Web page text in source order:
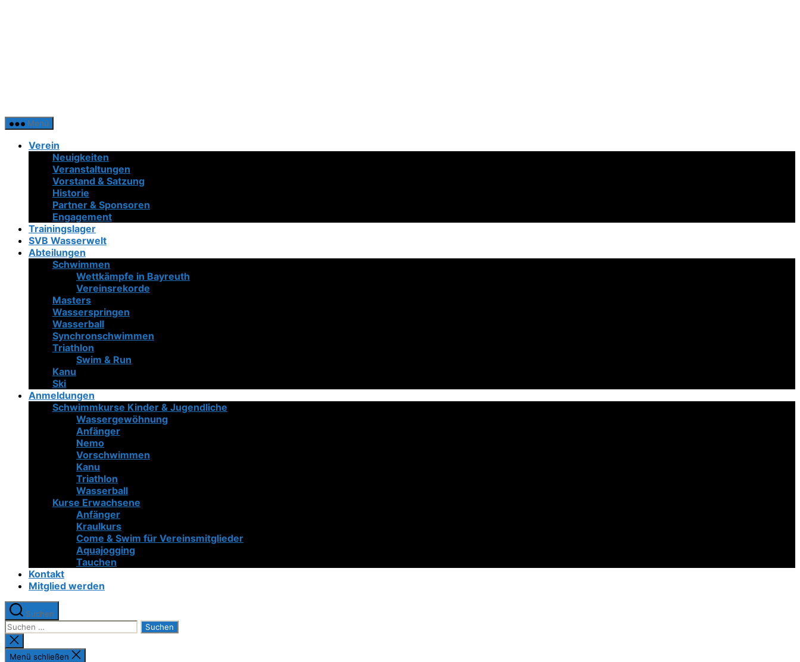
Menü
Verein
Neuigkeiten
Veranstaltungen
Vorstand & Satzung
Historie
Partner & Sponsoren
Engagement
Trainingslager
SVB Wasserwelt
Abteilungen
Schwimmen
Wettkämpfe in Bayreuth
Vereinsrekorde
Masters
Wasserspringen
Wasserball
Synchronschwimmen
Triathlon
Swim & Run
Kanu
Ski
Anmeldungen
Schwimmkurse Kinder & Jugendliche
Wassergewöhnung
Anfänger
Nemo
Vorschwimmen
Kanu
Triathlon
Wasserball
Kurse Erwachsene
Anfänger
Kraulkurs
Come & Swim für Vereinsmitglieder
Aquajogging
Tauchen
Kontakt
Mitglied werden
Suchen
Suchen
nach:
Suche
schließen
Menü schließen